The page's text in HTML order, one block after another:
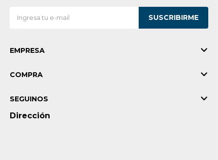
SUSCRIBIRME
EMPRESA
COMPRA
Dirección
SEGUINOS